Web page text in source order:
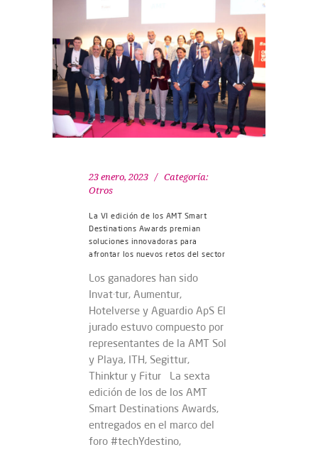
23 enero, 2023
Categoría:
Otros
La VI edición de los AMT Smart
Destinations Awards premian
soluciones innovadoras para
afrontar los nuevos retos del sector
Los ganadores han sido
Invat·tur, Aumentur,
Hotelverse y Aguardio ApS El
jurado estuvo compuesto por
representantes de la AMT Sol
y Playa, ITH, Segittur,
Thinktur y Fitur La sexta
edición de los de los AMT
Smart Destinations Awards,
entregados en el marco del
foro #techYdestino,